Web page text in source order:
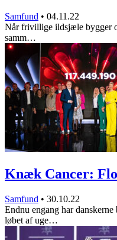
Samfund • 04.11.22
Når frivillige ildsjæle bygger
samm…
Knæk Cancer:
Samfund • 30.10.22
Endnu engang har
løbet af uge…